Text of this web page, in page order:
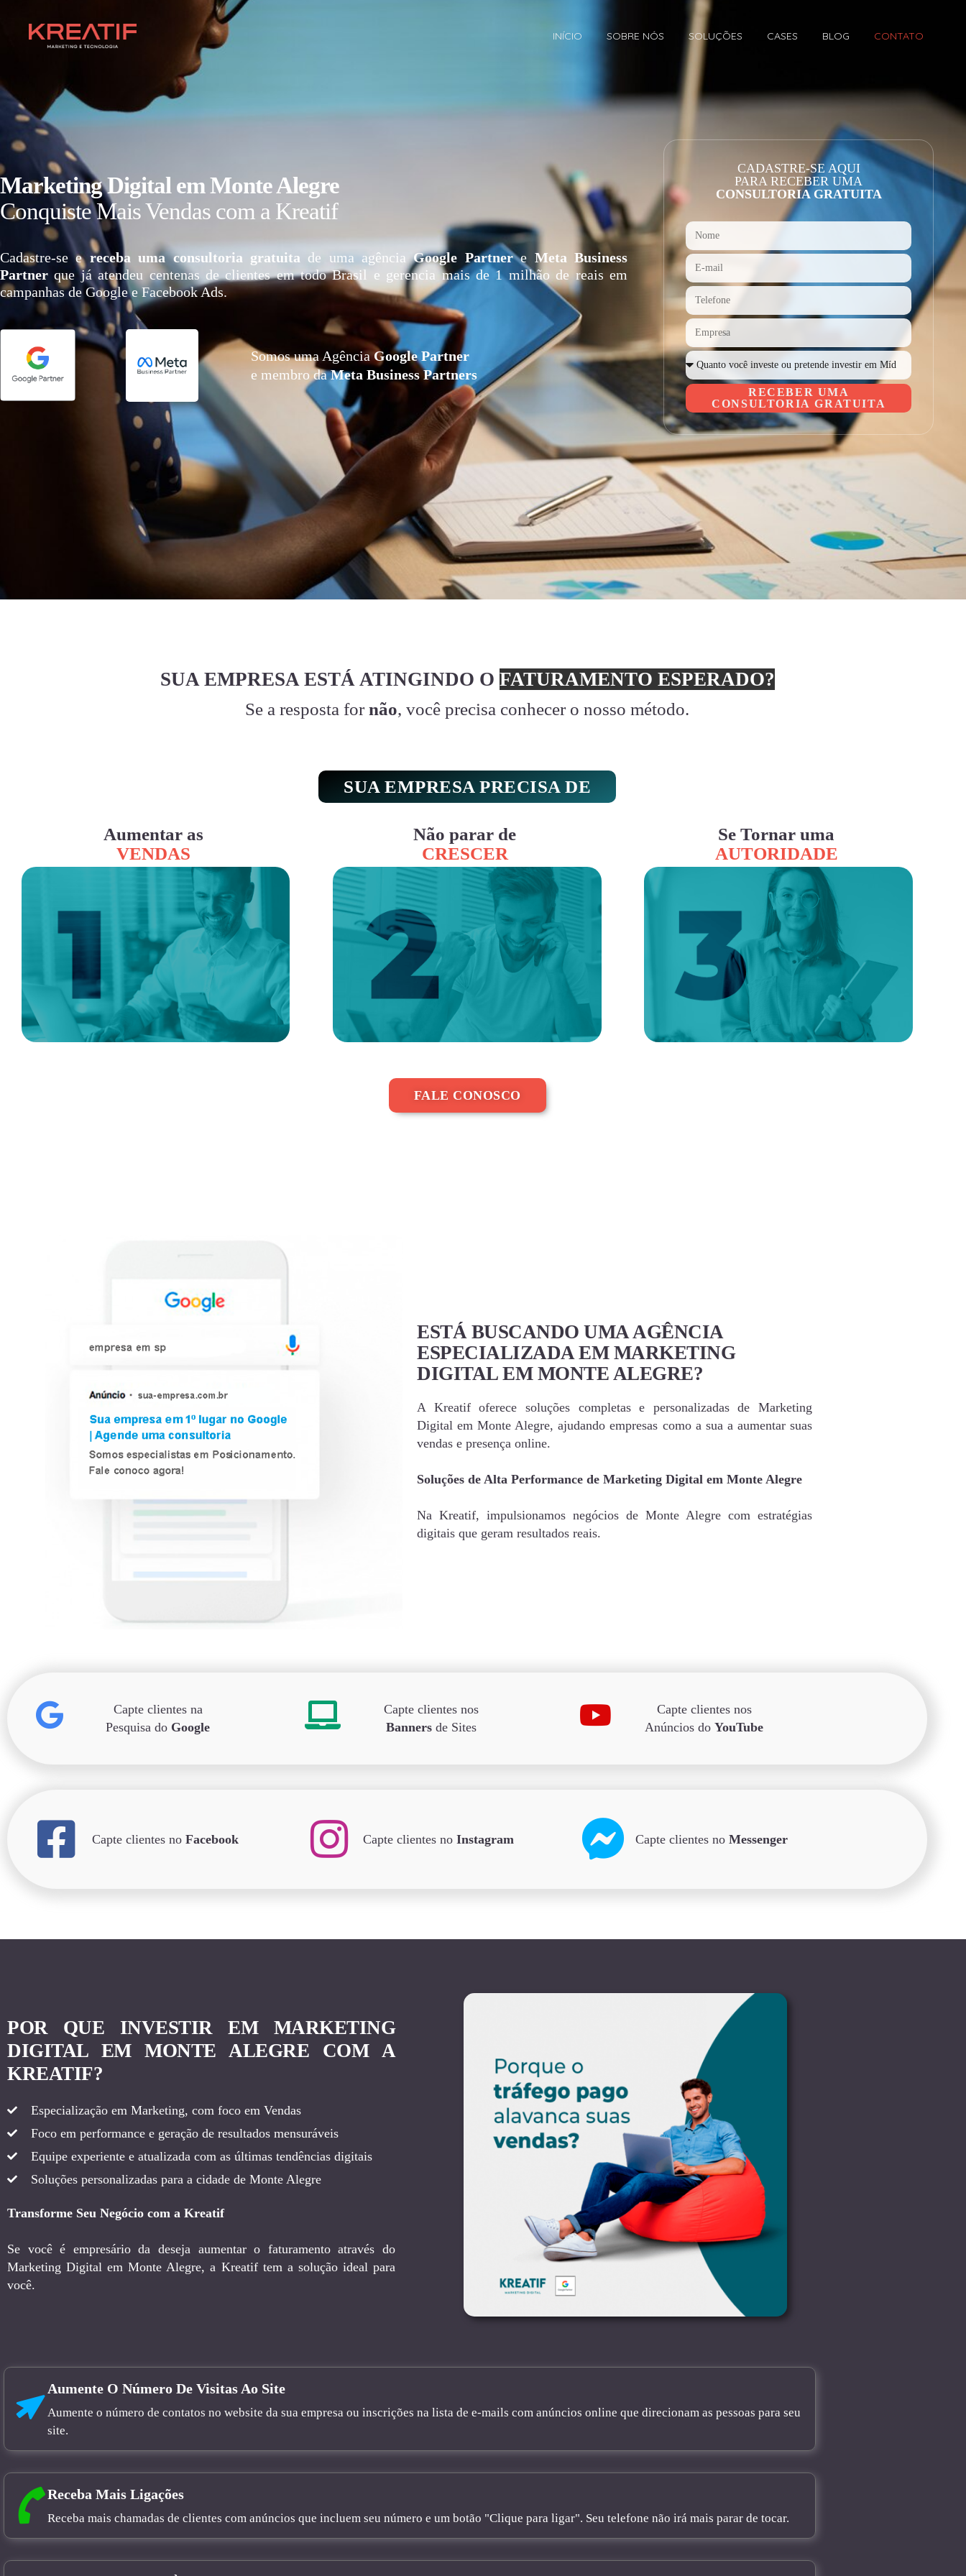
INÍCIO SOBRE NÓS SOLUÇÕES CASES BLOG CONTATO
Marketing Digital em Monte Alegre
Conquiste Mais Vendas com a Kreatif
Cadastre-se e receba uma consultoria gratuita de uma agênciaGoogle Partnere Meta Business
Partner que já atendeu centenas de clientes em todo Brasil e gerencia mais de 1 milhão de reais em
campanhas de Google e Facebook Ads.
Somos uma AgênciaGoogle Partner
e membro daMeta Business Partners
CADASTRE-SE AQUI
PARA RECEBER UMA
CONSULTORIA GRATUITA
RECEBER UMA
CONSULTORIA GRATUITA
SUA EMPRESA ESTÁ ATINGINDO O FATURAMENTO ESPERADO?
Se a resposta for não, você precisa conhecer o nosso método.
SUA EMPRESA PRECISA DE
Aumentar as
VENDAS
Não parar de
CRESCER
Se Tornar uma
AUTORIDADE
FALE CONOSCO
ESTÁ BUSCANDO UMA AGÊNCIA
ESPECIALIZADA EM MARKETING
DIGITAL EM MONTE ALEGRE?
A Kreatif oferece soluções completas e personalizadas de Marketing
Digital em Monte Alegre, ajudando empresas como a sua a aumentar suas
vendas e presença online.
Soluções de Alta Performance de Marketing Digital em Monte Alegre
Na Kreatif, impulsionamos negócios de Monte Alegre com estratégias
digitais que geram resultados reais.
Capte clientes na
Pesquisa do Google
Capte clientes nos
Bannersde Sites
Capte clientes nos
Anúncios doYouTube
Capte clientes no Facebook Capte clientes no Instagram Capte clientes no Messenger
POR QUE INVESTIR EM MARKETING
DIGITAL EM MONTE ALEGRE COM A
KREATIF?
Especialização em Marketing, com foco em Vendas
Foco em performance e geração de resultados mensuráveis
Equipe experiente e atualizada com as últimas tendências digitais
Soluções personalizadas para a cidade de Monte Alegre
Transforme Seu Negócio com a Kreatif
Se você é empresário da deseja aumentar o faturamento através do
Marketing Digital em Monte Alegre, a Kreatif tem a solução ideal para
você.
Aumente O Número De Visitas Ao Site
Aumente o número de contatos no website da sua empresa ou inscrições na lista de e-mails com anúncios online que direcionam as pessoas para seu
site.
Receba Mais Ligações
Receba mais chamadas de clientes com anúncios que incluem seu número e um botão "Clique para ligar". Seu telefone não irá mais parar de tocar.